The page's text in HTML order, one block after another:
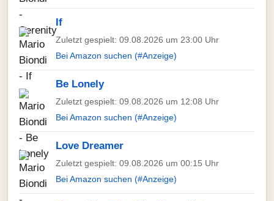
If
Zuletzt gespielt: 09.08.2026 um 23:00 Uhr
Bei Amazon suchen (#Anzeige)
Be Lonely
Zuletzt gespielt: 09.08.2026 um 12:08 Uhr
Bei Amazon suchen (#Anzeige)
Love Dreamer
Zuletzt gespielt: 09.08.2026 um 00:15 Uhr
Bei Amazon suchen (#Anzeige)